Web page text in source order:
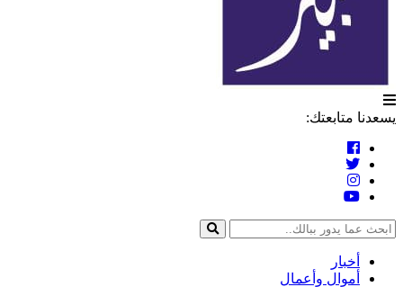
يسعدنا متابعتك:
أخبار
أموال وأعمال